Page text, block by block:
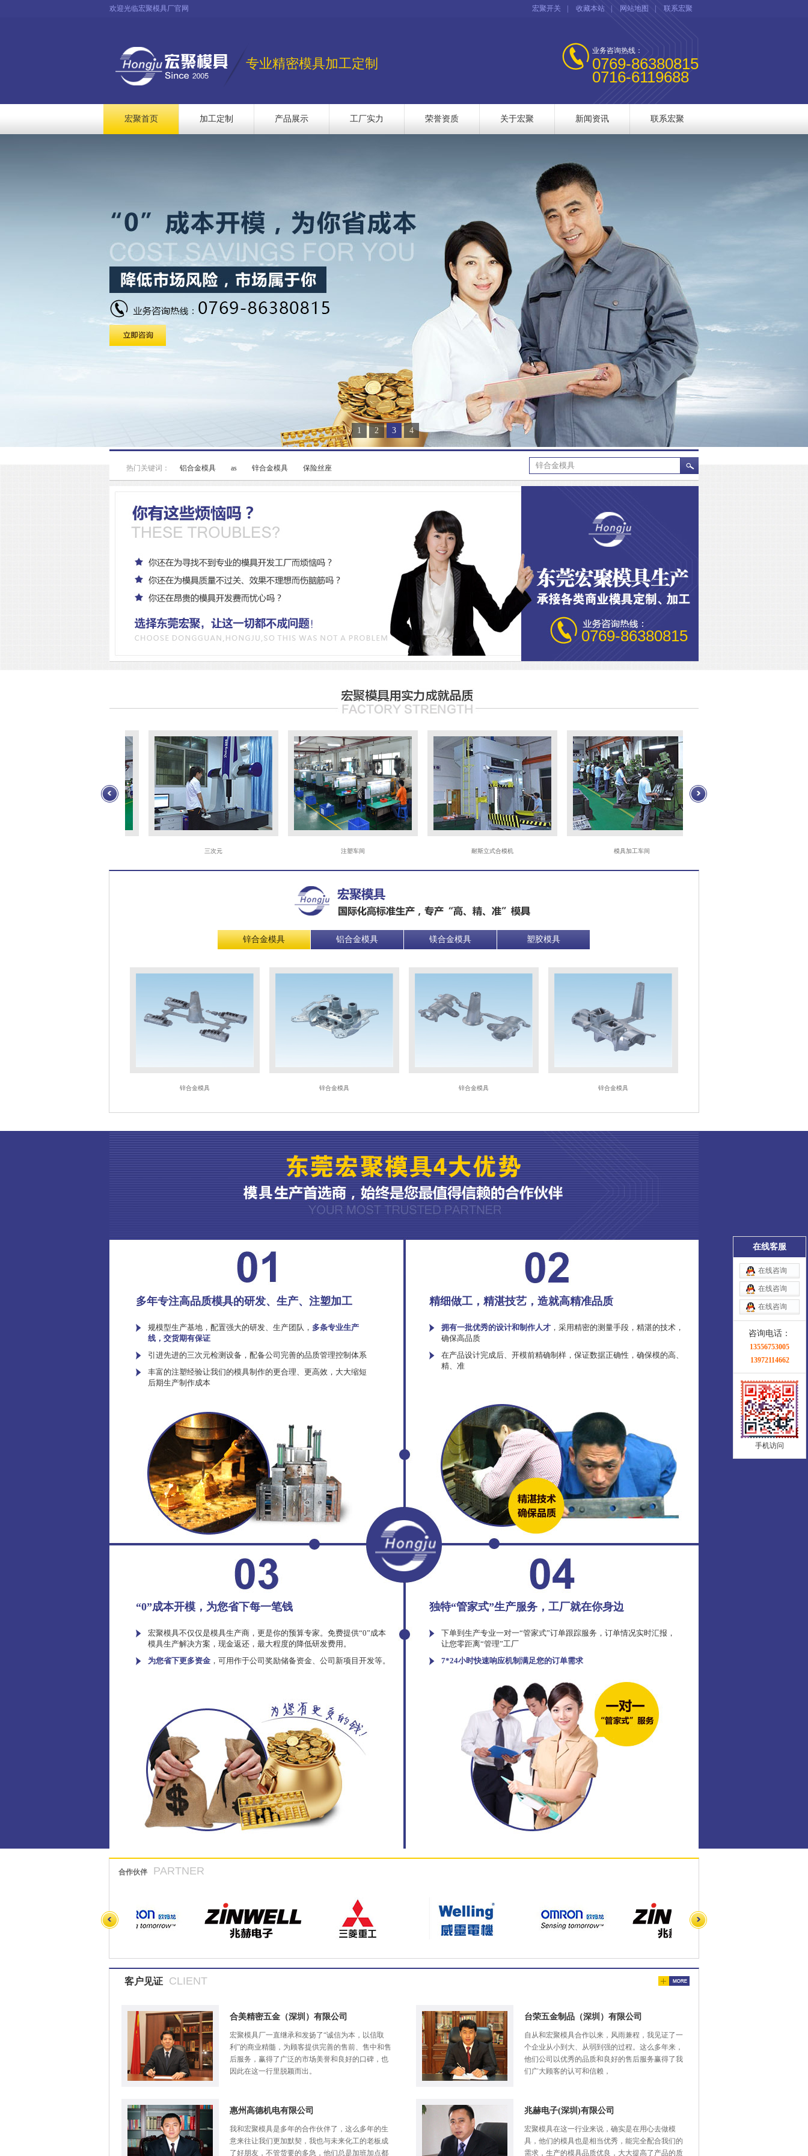
欢迎光临宏聚模具厂官网 宏聚开关 收藏本站 网站地图 联系宏聚
专业精密模具加工定制
业务咨询热线：
0769-86380815
0716-6119688
宏聚首页 加工定制 产品展示 工厂实力 荣誉资质 关于宏聚 新闻资讯 联系宏聚
1 2 3 4
热门关键词： 铝合金模具 as 锌合金模具 保险丝座
0769-86380815
耐斯立式合模机 模具加工车间
锌合金模具 铝合金模具 镁合金模具 塑胶模具
锌合金模具 锌合金模具 锌合金模具 锌合金模具
多年专注高品质模具的研发、生产、注塑加工
规模型生产基地，配置强大的研发、生产团队， 多条专业生产
线，交货期有保证
引进先进的三次元检测设备，配备公司完善的品质管理控制体系
丰富的注塑经验让我们的模具制作的更合理、更高效，大大缩短
后期生产制作成本
精细做工，精湛技艺，造就高精准品质
拥有一批优秀的设计和制作人才 ，采用精密的测量手段，精湛的技术，
确保高品质
在产品设计完成后、开模前精确制样，保证数据正确性，确保模的高、
精、准
“0”成本开模，为您省下每一笔钱
宏聚模具不仅仅是模具生产商，更是你的预算专家。免费提供“0”成本
模具生产解决方案，现金返还，最大程度的降低研发费用。
为您省下更多资金 ，可用作于公司奖励储备资金、公司新项目开发等。
独特“管家式”生产服务，工厂就在你身边
下单到生产专业一对一“管家式”订单跟踪服务，订单情况实时汇报，
让您零距离“管理”工厂
7*24小时快速响应机制满足您的订单需求
合作伙伴 PARTNER
客户见证 CLIENT
合美精密五金（深圳）有限公司
宏聚模具厂一直继承和发扬了“诚信为本，以信取
利”的商业精髓，为顾客提供完善的售前、售中和售
后服务，赢得了广泛的市场美誉和良好的口碑，也
因此在这一行里脱颖而出。
台荣五金制品（深圳）有限公司
自从和宏聚模具合作以来，风雨兼程，我见证了一
个企业从小到大、从弱到强的过程。这么多年来，
他们公司以优秀的品质和良好的售后服务赢得了我
们广大顾客的认可和信赖，
惠州高德机电有限公司
我和宏聚模具是多年的合作伙伴了，这么多年的生
意来往让我们更加默契，我也与未来化工的老板成
了好朋友，不管货要的多急，他们总是加班加点都
兆赫电子(深圳)有限公司
宏聚模具在这一行业来说，确实是在用心去做模
具，他们的模具也是相当优秀，能完全配合我们的
需求，生产的模具品质优良，大大提高了产品的质
在线客服
在线咨询
在线咨询
在线咨询
咨询电话：
13556753005
13972114662
手机访问